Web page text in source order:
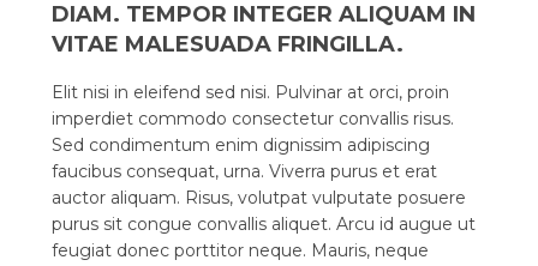
DIAM. TEMPOR INTEGER ALIQUAM IN
VITAE MALESUADA FRINGILLA.
Elit nisi in eleifend sed nisi. Pulvinar at orci, proin
imperdiet commodo consectetur convallis risus.
Sed condimentum enim dignissim adipiscing
faucibus consequat, urna. Viverra purus et erat
auctor aliquam. Risus, volutpat vulputate posuere
purus sit congue convallis aliquet. Arcu id augue ut
feugiat donec porttitor neque. Mauris, neque